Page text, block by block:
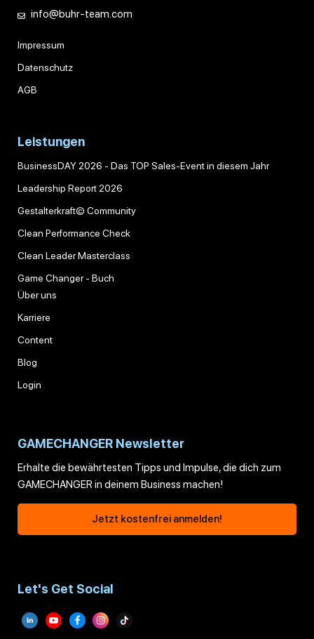
info@buhr-team.com
Impressum
Datenschutz
AGB
Leistungen
BusinessDAY 2026 - Das TOP Sales-Event in diesem Jahr
Leadership Report 2026
Gestalterkraft© Community
Clean Performance Check
Clean Leader Masterclass
Game Changer - Buch
Über uns
Karriere
Content
Blog
Login
GAMECHANGER Newsletter
Erhalte die bewährtesten Tipps und Impulse, die dich zum
GAMECHANGER in deinem Business machen!
Jetzt kostenfrei anmelden!
Let's Get Social